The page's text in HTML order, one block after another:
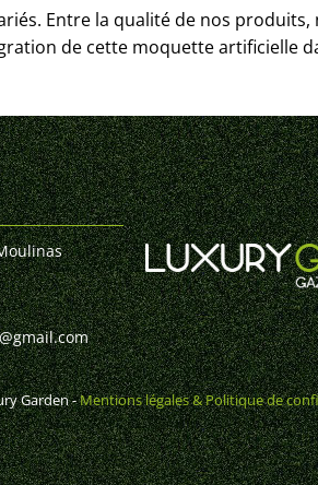
Entre la qualité de nos produits,
de cette moquette artificielle
Garden -Mentions légales & Politique de